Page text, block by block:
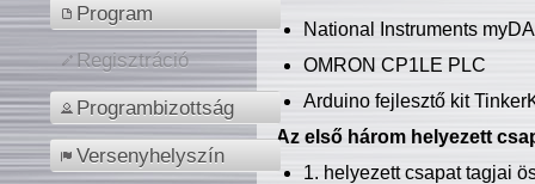
Program
Regisztráció
Programbizottság
Versenyhelyszín
National Instruments
OMRON CP1LE PLC
Arduino fejlesztő kit
Az első három helyezett
1. helyezett csapat tagjai